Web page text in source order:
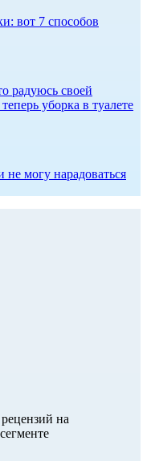
вот 7 способов
радуюсь своей
уборка в туалете
могу нарадоваться
на